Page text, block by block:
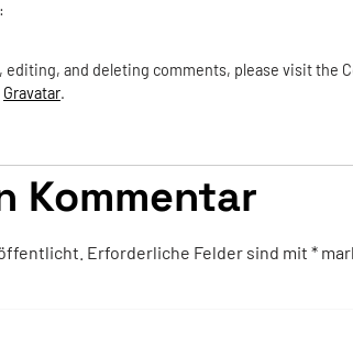
and deleting comments, please visit the
Gravatar.
Kommentar
Erforderliche Felder sind mit *